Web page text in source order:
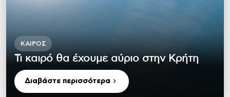
ΚΑΙΡΌΣ
Τι καιρό θα έχουμε αύριο στην Κρήτη
Διαβάστε περισσότερα